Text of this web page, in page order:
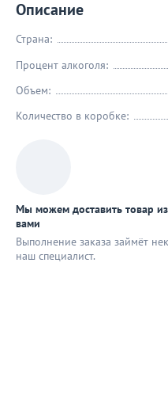
Описание
Страна:
Процент алкоголя:
Объем:
Количество в коробке:
Мы можем доставить товар
вами
Выполнение заказа займёт
наш специaлист.